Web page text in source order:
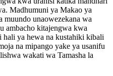
Madhumuni ya Makao ya
unaowezekana wa
ambacho kitajengwa kwa
hali ya hewa na kustahiki kibali
na mipango yake ya usanifu
wakati wa Tamasha la